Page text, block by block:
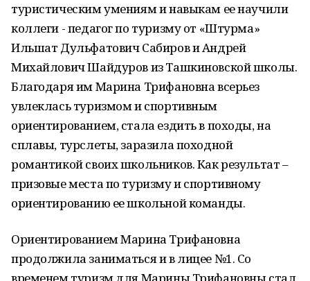
туристическим умениям и навыкам ее научили
коллеги - педагог по туризму от «Штурма»
Ильшат Дульфатович Сабиров и Андрей
Михайлович Шайдуров из Ташкиновской школы.
Благодаря им Марина Трифановна всерьез
увлеклась туризмом и спортивным
ориентированием, стала ездить в походы, на
сплавы, турслеты, заразила походной
романтикой своих школьников. Как результат –
призовые места по туризму и спортивному
ориентированию ее школьной команды.
Ориентированием Марина Трифановна
продолжила заниматься и в лицее №1. Со